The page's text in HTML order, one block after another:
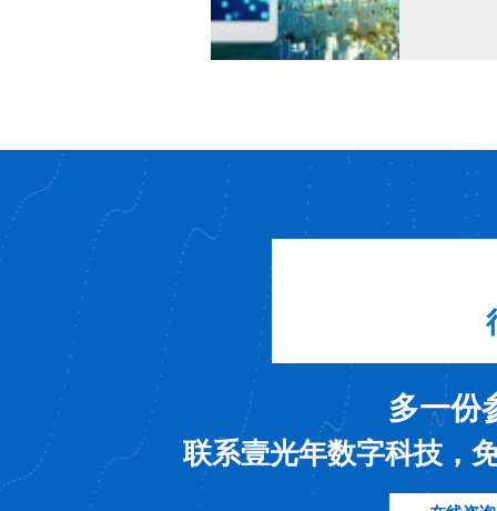
多一份
联系壹光年数字科技，